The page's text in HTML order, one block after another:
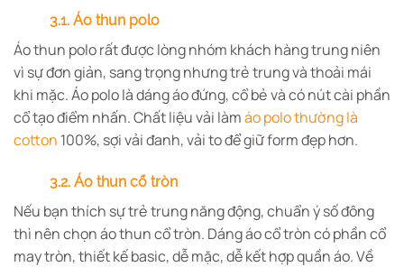
3.1. Áo thun polo
Áo thun polo rất được lòng nhóm khách hàng trung niên
vì sự đơn giản, sang trọng nhưng trẻ trung và thoải mái
khi mặc. Áo polo là dáng áo đứng, cổ bẻ và có nút cài phần
cổ tạo điểm nhấn. Chất liệu vải làmáo polo thường là
cotton 100%, sợi vải đanh, vải to để giữ form đẹp hơn.
3.2. Áo thun cổ tròn
Nếu bạn thích sự trẻ trung năng động, chuẩn ý số đông
thì nên chọn áo thun cổ tròn. Dáng áo cổ tròn có phần cổ
may tròn, thiết kế basic, dễ mặc, dễ kết hợp quần áo. Về